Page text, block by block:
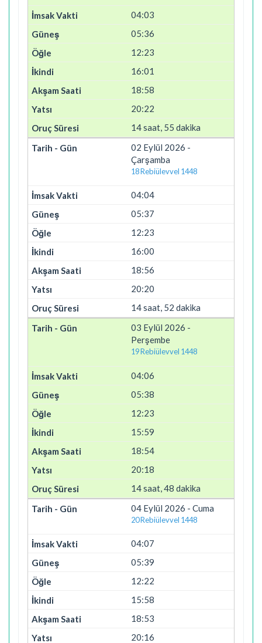
04:03
05:36
12:23
16:01
18:58
20:22
14 saat, 55 dakika
02 Eylül 2026 -
Çarşamba
18 Rebiülevvel 1448
04:04
05:37
12:23
16:00
18:56
20:20
14 saat, 52 dakika
03 Eylül 2026 -
Perşembe
19 Rebiülevvel 1448
04:06
05:38
12:23
15:59
18:54
20:18
14 saat, 48 dakika
04 Eylül 2026 - Cuma
20 Rebiülevvel 1448
04:07
05:39
12:22
15:58
18:53
20:16